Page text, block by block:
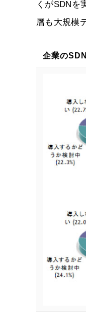
くがSDNを
層も大規模
企業の